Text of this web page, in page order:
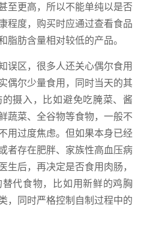
至更高，所以不能单纯以是否
程度，购买时应通过查看食品
脂肪含量相对较低的产品。
误区，很多人还关心偶尔食用
偶尔少量食用，同时当天的其
摄入，比如避免吃腌菜、酱
蔬菜、全谷物等食物，一般不
用过度焦虑。但如果本身已经
者存在肥胖、家族性高血压病
生后，再决定是否食用肉肠，
代食物，比如用新鲜的鸡胸
，同时严格控制自制过程中的